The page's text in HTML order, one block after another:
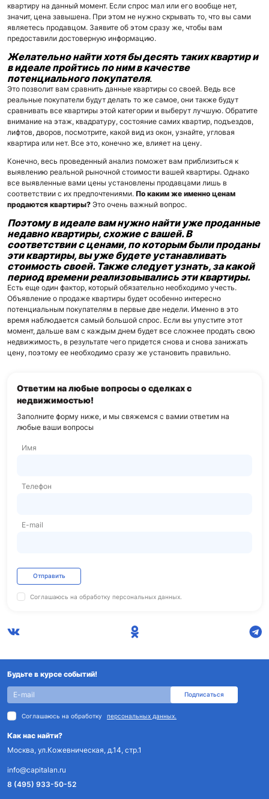
квартиру на данный момент. Если спрос мал или его вообще нет,
значит, цена завышена. При этом не нужно скрывать то, что вы сами
являетесь продавцом. Заявите об этом сразу же, чтобы вам
предоставили достоверную информацию.
Желательно найти хотя бы десять таких квартир и
в идеале пройтись по ним в качестве
потенциального покупателя.
Это позволит вам сравнить данные квартиры со своей. Ведь все
реальные покупатели будут делать то же самое, они также будут
сравнивать все квартиры этой категории и выберут лучшую. Обратите
внимание на этаж, квадратуру, состояние самих квартир, подъездов,
лифтов, дворов, посмотрите, какой вид из окон, узнайте, угловая
квартира или нет. Все это, конечно же, влияет на цену.
Конечно, весь проведенный анализ поможет вам приблизиться к
выявлению реальной рыночной стоимости вашей квартиры. Однако
все выявленные вами цены установлены продавцами лишь в
соответствии с их предпочтениями. По каким же именно ценам
продаются квартиры? Это очень важный вопрос.
Поэтому в идеале вам нужно найти уже проданные
недавно квартиры, схожие с вашей. В
соответствии с ценами, по которым были проданы
эти квартиры, вы уже будете устанавливать
стоимость своей. Также следует узнать, за какой
период времени реализовывались эти квартиры.
Есть еще один фактор, который обязательно необходимо учесть.
Объявление о продаже квартиры будет особенно интересно
потенциальным покупателям в первые две недели. Именно в это
время наблюдается самый большой спрос. Если вы упустите этот
момент, дальше вам с каждым днем будет все сложнее продать свою
недвижимость, в результате чего придется снова и снова занижать
цену, поэтому ее необходимо сразу же установить правильно.
Ответим на любые вопросы о сделках с
недвижимостью!
Заполните форму ниже, и мы свяжемся с вамии ответим на
любые ваши вопросы
Имя
Телефон
E-mail
Отправить
Соглашаюсь на обработку персональных данных.
Будьте в курсе событий!
Подписаться
Соглашаюсь на обработку персональных данных.
Как нас найти?
Москва, ул.Кожевническая, д.14, стр.1
info@capitalan.ru
8 (495) 933-50-52